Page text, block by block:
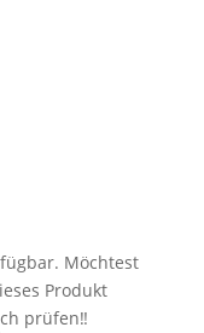
Möchtest
Produkt
prüfen‼️